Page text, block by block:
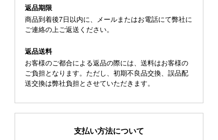
返品期限
商品到着後7日以内に、メールまたはお電話にて弊社に
ご連絡の上ご返送ください。
返品送料
お客様のご都合による返品の際には、送料はお客様の
ご負担となります。ただし、初期不良品交換、誤品配
送交換は弊社負担とさせていただきます。
支払い方法について